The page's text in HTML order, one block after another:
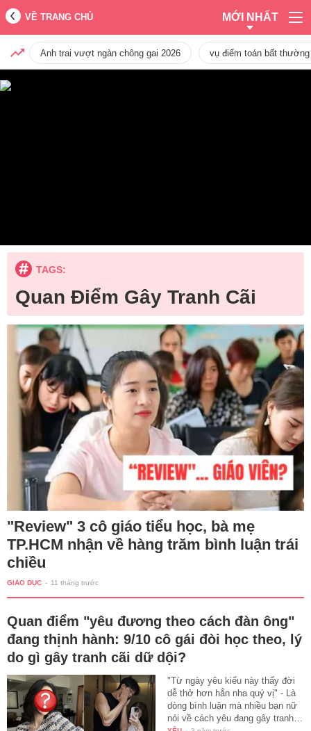
VỀ TRANG CHỦ MỚI NHẤT
Anh trai vượt ngàn chông gai 2026 vụ điểm toán bất
TAGS:
Quan Điểm Gây Tranh Cãi
"Review" 3 cô giáo tiểu học, bà mẹ
TP.HCM nhận về hàng trăm bình luận trái
chiều
GIÁO DỤC - 11 tháng trước
Quan điểm "yêu đương theo cách đàn ông"
đang thịnh hành: 9/10 cô gái đòi học theo, lý
do gì gây tranh cãi dữ dội?
"Từ ngày yêu kiểu này thấy đời
dễ thở hơn hẳn nha quý vị" - Là
dòng bình luận mà nhiều bạn nữ
nói về cách yêu đang gây tranh…